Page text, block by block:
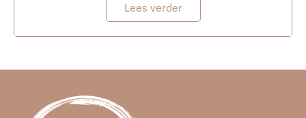
Lees verder